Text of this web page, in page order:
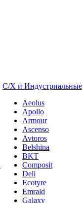
С/Х и Индустриальные
Aeolus
Apollo
Armour
Ascenso
Avtoros
Belshina
BKT
Composit
Deli
Ecotyre
Emrald
Galaxy